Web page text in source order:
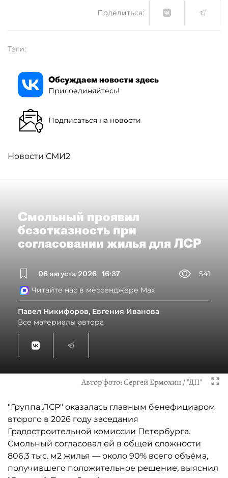
Поделиться:
Тэги:
Обсуждаем новости здесь
Присоединяйтесь!
Подписаться на новости
Новости СМИ2
Смольный проявил
безотказность при
согласовании жилья для ЛСР
06 августа 2026 16:37
541
Читайте нас в мессенджере Max
Павел Никифоров, Евгения Иванова
Все материалы автора
Автор фото:Сергей Ермохин / "ДП"
"Группа ЛСР" оказалась главным бенефициаром
второго в 2026 году заседания
Градостроительной комиссии Петербурга.
Смольный согласовал ей в общей сложности
806,3 тыс. м2 жилья — около 90% всего объёма,
получившего положительное решение, выяснил